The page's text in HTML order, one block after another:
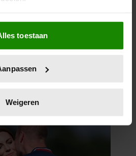
we ook graag:
over uw geografische
meter nauwkeurig kan zijn
eigenschappen (fingerprinting)
in het
content en advertenties te
toestaan
Weigeren